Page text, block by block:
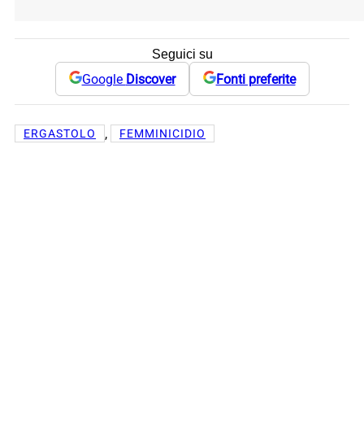
Seguici su
Google Discover Fonti preferite
ERGASTOLO , FEMMINICIDIO